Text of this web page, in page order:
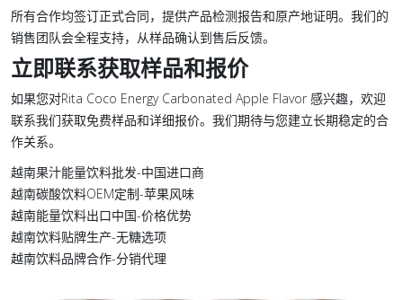
所有合作均签订正式合同，提供产品检测报告和原产地证明。我们的
销售团队会全程支持，从样品确认到售后反馈。
立即联系获取样品和报价
如果您对Rita Coco Energy Carbonated Apple Flavor 感兴趣，欢迎
联系我们获取免费样品和详细报价。我们期待与您建立长期稳定的合
作关系。
越南果汁能量饮料批发-中国进口商
越南碳酸饮料OEM定制-苹果风味
越南能量饮料出口中国-价格优势
越南饮料贴牌生产-无糖选项
越南饮料品牌合作-分销代理